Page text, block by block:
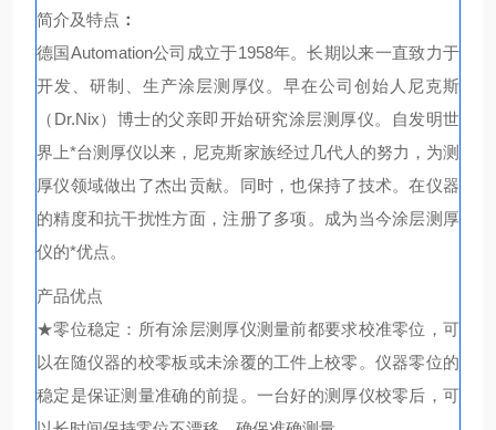
简介及特点 ：
德国Automation公司成立于1958年。长期以来一直致力于
开发、研制、生产涂层测厚仪。早在公司创始人尼克斯
（Dr.Nix）博士的父亲即开始研究涂层测厚仪。自发明世
界上*台测厚仪以来，尼克斯家族经过几代人的努力，为测
厚仪领域做出了杰出贡献。同时，也保持了技术。在仪器
的精度和抗干扰性方面，注册了多项。成为当今涂层测厚
仪的*优点。
产品优点
★零位稳定：所有涂层测厚仪测量前都要求校准零位，可
以在随仪器的校零板或未涂覆的工件上校零。仪器零位的
稳定是保证测量准确的前提。一台好的测厚仪校零后，可